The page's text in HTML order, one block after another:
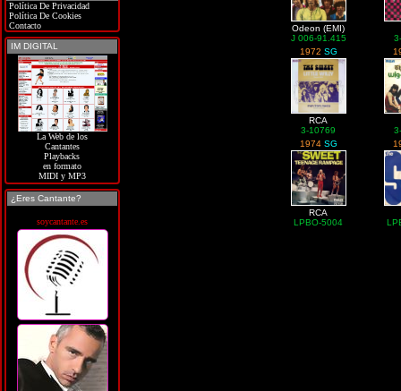
Política De Privacidad
Política De Cookies
Contacto
IM DIGITAL
La Web de los
Cantantes
Playbacks
en formato
MIDI y MP3
¿Eres Cantante?
soycantante.es
Odeon (EMI)
J 006-91.415
1972 SG
RCA
3-10769
1974 SG
RCA
LPBO-5004